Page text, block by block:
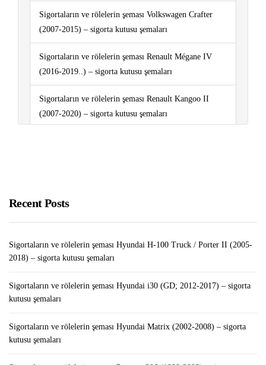
Sigortaların ve rölelerin şeması Volkswagen Crafter
(2007-2015) – sigorta kutusu şemaları
Sigortaların ve rölelerin şeması Renault Mégane IV
(2016-2019..) – sigorta kutusu şemaları
Sigortaların ve rölelerin şeması Renault Kangoo II
(2007-2020) – sigorta kutusu şemaları
Kullanabilirsiniz?￼￼
Recent Posts
Sigortaların ve rölelerin şeması Hyundai H-100 Truck / Porter II (2005-
2018) – sigorta kutusu şemaları
Sigortaların ve rölelerin şeması Hyundai i30 (GD; 2012-2017) – sigorta
kutusu şemaları
Sigortaların ve rölelerin şeması Hyundai Matrix (2002-2008) – sigorta
kutusu şemaları